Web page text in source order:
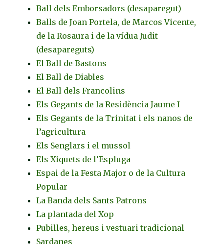
Ball dels Emborsadors (desaparegut)
Balls de Joan Portela, de Marcos Vicente,
de la Rosaura i de la vídua Judit
(desapareguts)
El Ball de Bastons
El Ball de Diables
El Ball dels Francolins
Els Gegants de la Residència Jaume I
Els Gegants de la Trinitat i els nanos de
l’agricultura
Els Senglars i el mussol
Els Xiquets de l’Espluga
Espai de la Festa Major o de la Cultura
Popular
La Banda dels Sants Patrons
La plantada del Xop
Pubilles, hereus i vestuari tradicional
Sardanes